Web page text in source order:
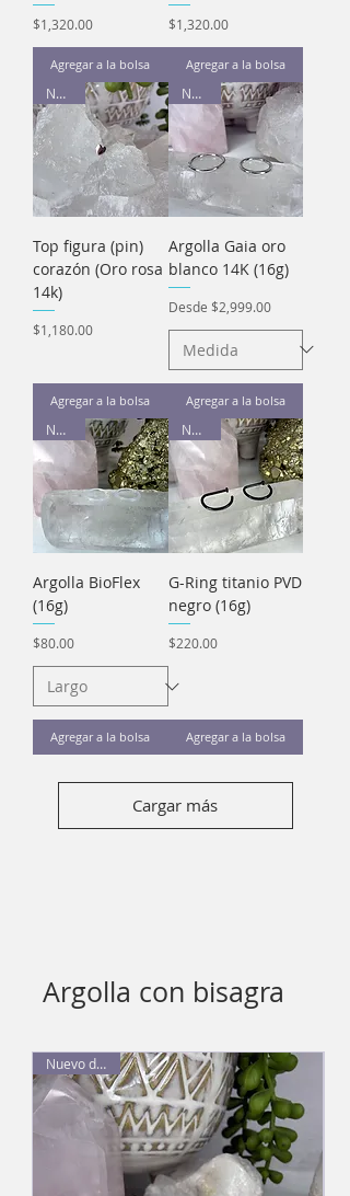
Precio
$1,320.00
Agregar a la bolsa
Precio
$1,320.00
Agregar a la bolsa
Nuevo
Top figura (pin)
corazón (Oro rosa
14k)
Precio
$1,180.00
Agregar a la bolsa
Nuevo
Argolla Gaia oro
blanco 14K (16g)
Desde $2,999.00
Precio de oferta
Agregar a la bolsa
Nuevo
Argolla BioFlex
(16g)
Precio
$80.00
Agregar a la bolsa
Nueva
G-Ring titanio PVD
negro (16g)
Precio
$220.00
Agregar a la bolsa
Cargar más
Argolla con bisagra
Nuevo diseño